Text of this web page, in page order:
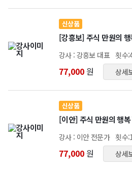
신상품
[강흥보] 주식 만원의
강사 : 강흥보 대표 횟수
77,000 원 상세
신상품
[이안] 주식 만원의 행
강사 : 이안 전문가 횟수
77,000 원 상세